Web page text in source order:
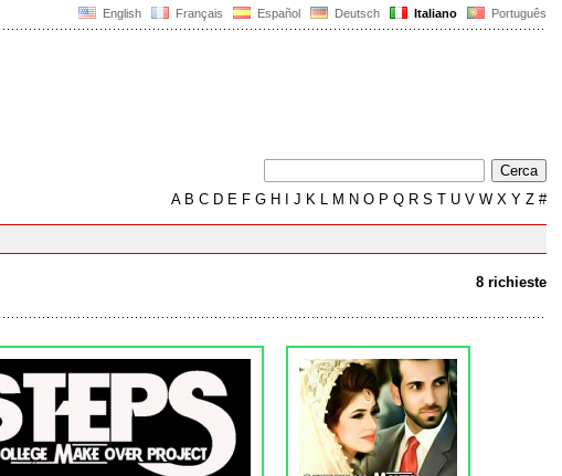
English Français Español Deutsch Italiano Português
AB C D E F G H J K L M N O P Q R S T U V W X Y Z #
8 richieste